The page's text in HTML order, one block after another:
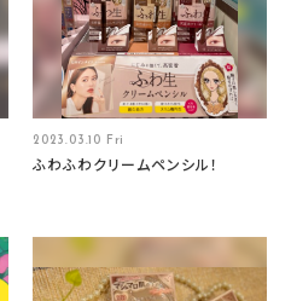
2023.03.10 Fri
ふわふわクリームペンシル！